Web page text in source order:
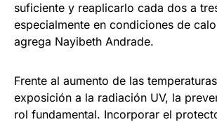
suficiente y reaplicarlo cada dos a
especialmente en condiciones de
agrega Nayibeth Andrade.
Frente al aumento de las
exposición a la radiación UV, la
rol fundamental. Incorporar el